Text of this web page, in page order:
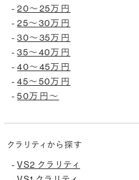
-20〜25万円
-25〜30万円
-30〜35万円
-35〜40万円
-40〜45万円
-45〜50万円
-50万円〜
クラリティから探す
-VS2 クラリティ